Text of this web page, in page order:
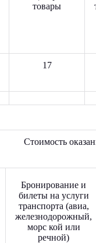
товары
17
Стоимость
Бронирование и
билеты на услуги
транспорта (авиа,
железнодорожный,
морс кой или
речной)